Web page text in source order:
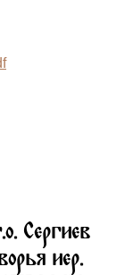
Сергиев
иер.